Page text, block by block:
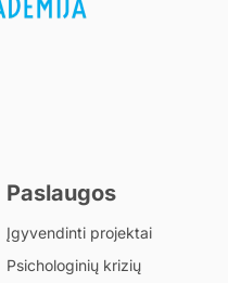
Paslaugos
Įgyvendinti projektai
Psichologinių krizių